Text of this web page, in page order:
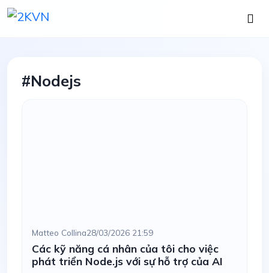
#Nodejs
Matteo Collina28/03/2026 21:59
Các kỹ năng cá nhân của tôi cho việc
phát triển Node.js với sự hỗ trợ của AI